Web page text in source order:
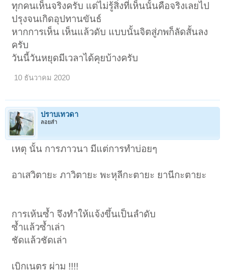
ทุกคนเห็นจริงครับ แต่ไม่รู้สิ่งที่เห็นนั้นคือจริงเลยไป
ปรุงจนเกิดอุปทานขันธ์
หากการเห็น เห็นแล้วดับ แบบนั้นจิตสู่ภพก็ลัดสั้นลง
ครับ
วันนี้วันหยุดมีเวลาได้คุยบ้างครับ
10 ธันวาคม 2020
ปราบเทวดา
ลอยลำ
เหตุ นั้น การภาวนา มีแต่การทำบ่อยๆ
อาเสวิตายะ ภาวิตายะ พะหุลีกะตายะ ยานีกะตายะ
การเห้นซ้ำ จึงทำให้แจ้งขึ้นเป็นลำดับ
ซ้ำแล้วซ้ำเล่า
ชัดแล้วชัดเล่า
เบิกเนตร ผ่าม !!!!